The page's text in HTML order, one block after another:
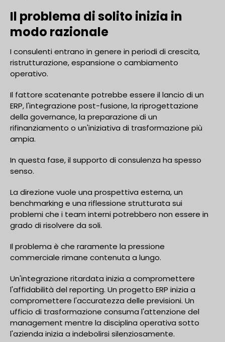
Il problema di solito inizia in
modo razionale
I consulenti entrano in genere in periodi di crescita,
ristrutturazione, espansione o cambiamento
operativo.
Il fattore scatenante potrebbe essere il lancio di un
ERP, l'integrazione post-fusione, la riprogettazione
della governance, la preparazione di un
rifinanziamento o un'iniziativa di trasformazione più
ampia.
In questa fase, il supporto di consulenza ha spesso
senso.
La direzione vuole una prospettiva esterna, un
benchmarking e una riflessione strutturata sui
problemi che i team interni potrebbero non essere in
grado di risolvere da soli.
Il problema è che raramente la pressione
commerciale rimane contenuta a lungo.
Un'integrazione ritardata inizia a compromettere
l'affidabilità del reporting. Un progetto ERP inizia a
compromettere l'accuratezza delle previsioni. Un
ufficio di trasformazione consuma l'attenzione del
management mentre la disciplina operativa sotto
l'azienda inizia a indebolirsi silenziosamente.